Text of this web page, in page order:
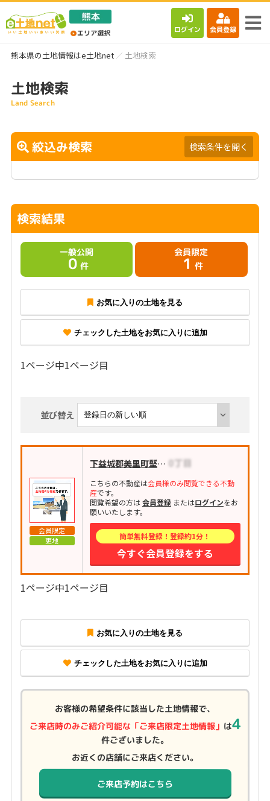
ログイン 会員登録
熊本県の土地情報はe土地net 土地検索
土地検索
Land Search
絞込み検索 検索条件を開く
検索結果
一般公開
0 件
会員限定
1 件
お気に入りの土地を見る
チェックした土地をお気に入りに追加
1ページ中1ページ目
並び替え
会員限定
更地
下益城郡美里町堅志田
こちらの不動産は会員様のみ閲覧できる不動
産です。
閲覧希望の方は会員登録またはログインをお
願いいたします。
簡単無料登録！登録約1分！
今すぐ会員登録をする
1ページ中1ページ目
お気に入りの土地を見る
チェックした土地をお気に入りに追加
お客様の希望条件に該当した土地情報で、
ご来店時のみご紹介可能な「ご来店限定土地情報」 は4
件ございました。
お近くの店舗にご来店ください。
ご来店予約はこちら